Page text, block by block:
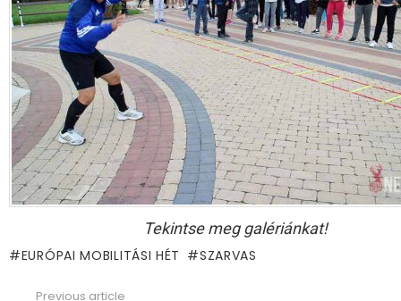
Tekintse meg galériánkat!
EURÓPAI MOBILITÁSI HÉT SZARVAS
Previous article